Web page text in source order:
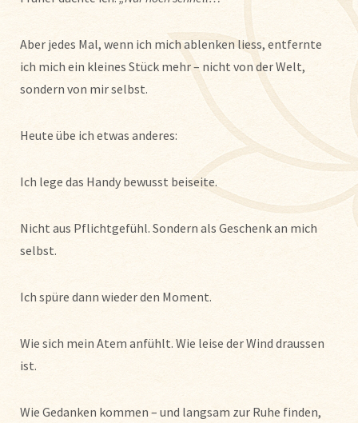
Aber jedes Mal, wenn ich mich ablenken liess, entfernte
ich mich ein kleines Stück mehr – nicht von der Welt,
sondern von mir selbst.
Heute übe ich etwas anderes:
Ich lege das Handy bewusst beiseite.
Nicht aus Pflichtgefühl. Sondern als Geschenk an mich
selbst.
Ich spüre dann wieder den Moment.
Wie sich mein Atem anfühlt. Wie leise der Wind draussen
ist.
Wie Gedanken kommen – und langsam zur Ruhe finden,